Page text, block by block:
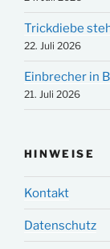
Trickdiebe
22. Juli 2026
Einbrecher in
21. Juli 2026
HINWEISE
Kontakt
Datenschutz